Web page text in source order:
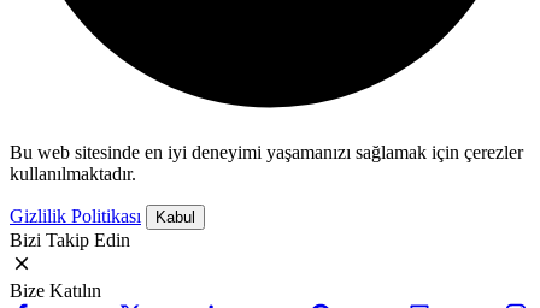
Bu web sitesinde en iyi deneyimi yaşamanızı sağlamak için çerezler
kullanılmaktadır.
Gizlilik Politikası Kabul
Bizi Takip Edin
Bize Katılın